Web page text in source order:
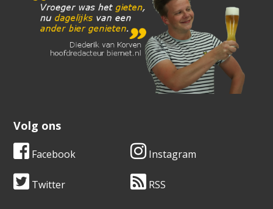
Volg ons
Facebook Instagram
Twitter RSS